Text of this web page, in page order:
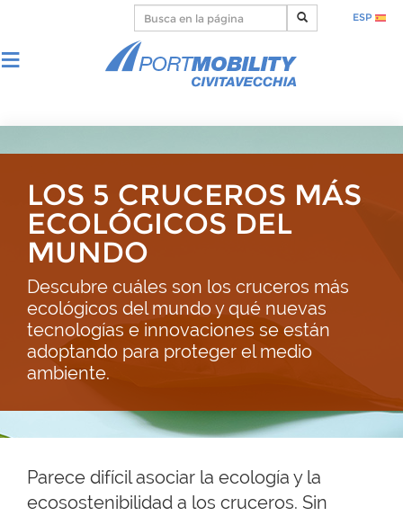
ESP
LOS 5 CRUCEROS MÁS
ECOLÓGICOS DEL
MUNDO
Descubre cuáles son los cruceros más
ecológicos del mundo y qué nuevas
tecnologías e innovaciones se están
adoptando para proteger el medio
ambiente.
Parece difícil asociar la ecología y la
ecosostenibilidad a los cruceros. Sin